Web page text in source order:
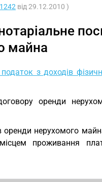
від 29.12.2010 )
майна
з доходів
оренди
оренди нерухомого
проживання